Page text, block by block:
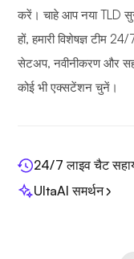
करें। चाहे आप नया TLD
हों, हमारी विशेषज्ञ टीम
सेटअप, नवीनीकरण और
कोई भी एक्सटेंशन चुनें।
24/7 लाइव चैट
UltaAI समर्थन